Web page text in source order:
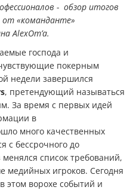
- обзор итогов
от «команданте»
AlexOm’a.
господа и
покерным
недели завершился
, претендующий называться
За время с первых идей
в
много качественных
с бессрочного до
список требований,
медийных игроков. Сегодня
этом ворохе событий и